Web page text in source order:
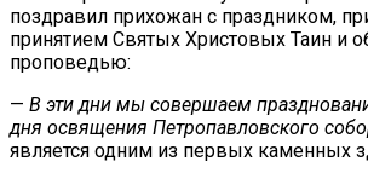
поздравил прихожан с праздником,
принятием Святых Христовых Таин и
проповедью:
— В эти дни мы совершаем
дня освящения Петропавловского
является одним из первых каменных